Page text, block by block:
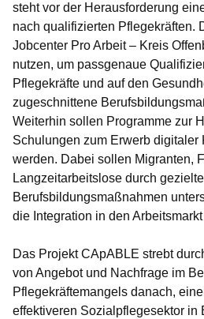
steht vor der Herausforderung
nach qualifizierten Pflegekräften.
Jobcenter Pro Arbeit – Kreis
nutzen, um passgenaue
Pflegekräfte und auf den
zugeschnittene
Weiterhin sollen Programme zur
Schulungen zum Erwerb digitaler
werden. Dabei sollen Migranten,
Langzeitarbeitslose durch
Berufsbildungsmaßnahmen
die Integration in den
Das Projekt CApABLE strebt
von Angebot und Nachfrage im
Pflegekräftemangels danach,
effektiveren Sozialpflegesektor in